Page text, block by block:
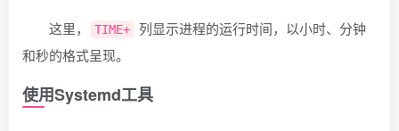
这里， TIME+
列显示进程的运行时间，以小时、分钟
和秒的格式呈现。
使用Systemd工具